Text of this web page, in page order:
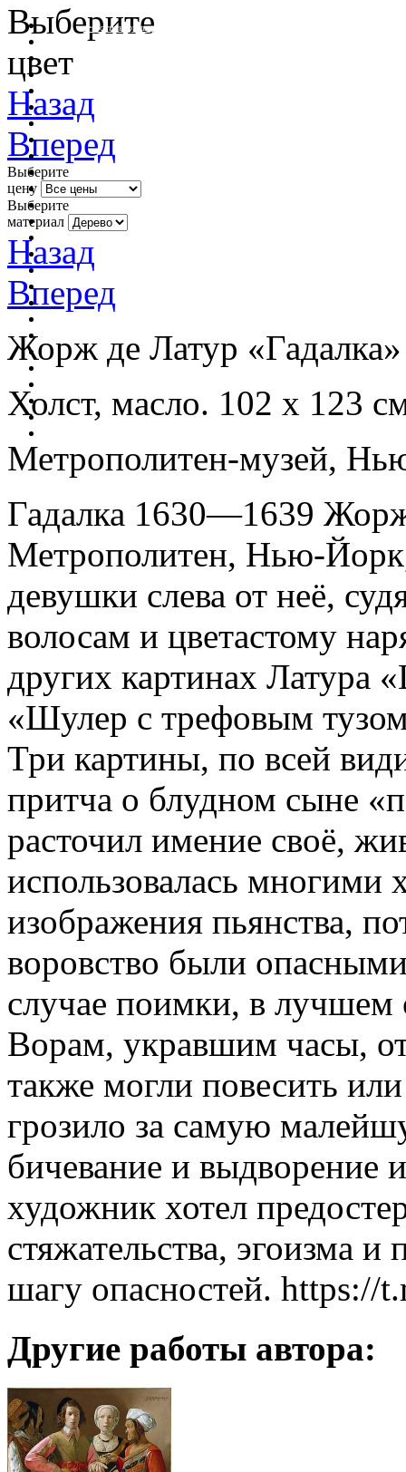
очистить фильтр цвета
Выберите
цвет
Назад
Вперед
Выберите
цену
Выберите
материал
Назад
Вперед
Жорж де Латур
Холст, масло. 102 х 123
Метрополитен-музей,
Гадалка 1630—1639
Метрополитен, Нью-
девушки слева от неё,
волосам и цветастому
других картинах Латура
«Шулер с трефовым
Три картины, по всей
притча о блудном сыне
расточил имение своё,
использовалась многими
изображения пьянства,
воровство были
случае поимки, в лучшем
Ворам, укравшим часы,
также могли повесить
грозило за самую
бичевание и выдворение
художник хотел
стяжательства, эгоизма
шагу опасностей. https://
Другие работы автора: